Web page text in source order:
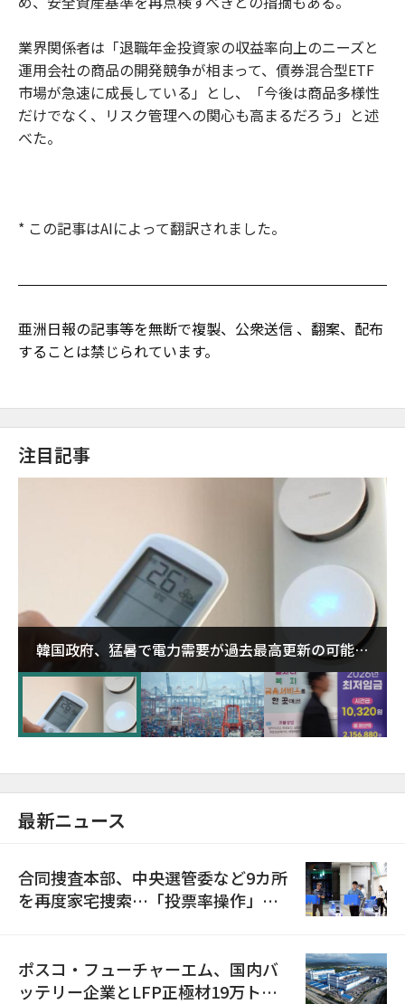
業界関係者は「退職年金投資家の収益率向上のニーズと
運用会社の商品の開発競争が相まって、債券混合型ETF
市場が急速に成長している」とし、「今後は商品多様性
だけでなく、リスク管理への関心も高まるだろう」と述
べた。
* この記事はAIによって翻訳されました。
亜洲日報の記事等を無断で複製、公衆送信 、翻案、配布
することは禁じられています。
注目記事
韓国政府、猛暑で電力需要が過去最高更新の可能性
に需給対応体制を点検
最新ニュース
合同捜査本部、中央選管委など9カ所
を再度家宅捜索…「投票率操作」の
ポスコ・フューチャーエム、国内バ
ッテリー企業とLFP正極材19万トン